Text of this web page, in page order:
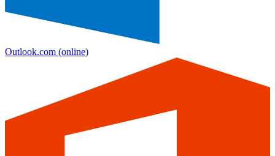
Outlook.com (online)